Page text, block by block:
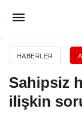
HABERLER
Sahipsiz
ilişkin
Sahipsiz
başlatıldı